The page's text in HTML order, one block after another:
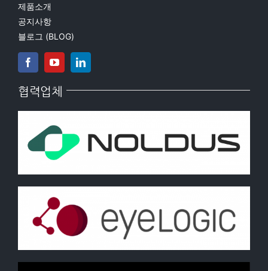
제품소개
공지사항
블로그 (BLOG)
협력업체